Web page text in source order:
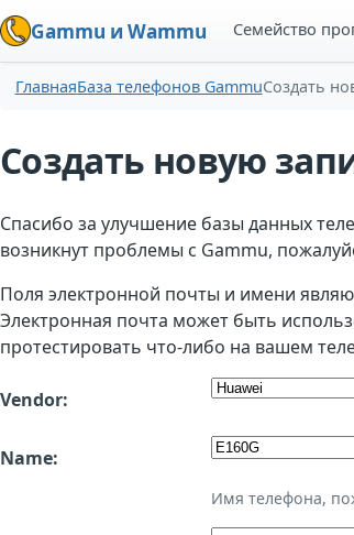
Gammu и Wammu Семейство
ГлавнаяБаза телефонов GammuСоздать
Создать новую
Спасибо за улучшение базы данных
возникнут проблемы с Gammu,
Поля электронной почты и имени
Электронная почта может быть
протестировать что-либо на вашем
Vendor:
Name:
Имя телефона,